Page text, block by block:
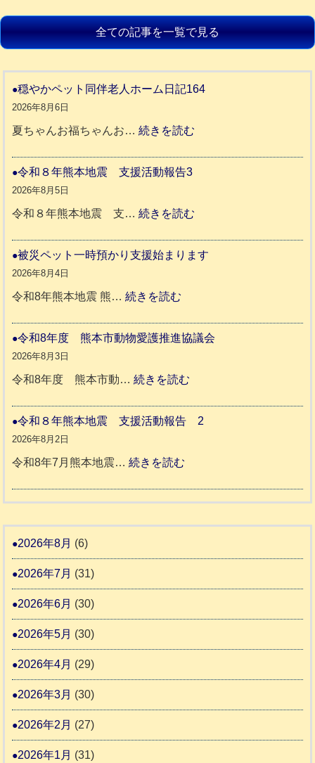
全ての記事を一覧で見る
穏やかペット同伴老人ホーム日記164
2026年8月6日
夏ちゃんお福ちゃんお…続きを読む
ト
人
ホ
日
記
令和８年熊本地震 支援活動報告3
2026年8月5日
令和８年熊本地震 支…続きを読む
和
本
支
報
3
被災ペット一時預かり支援始まります
2026年8月4日
令和8年熊本地震 熊…続きを読む
災
ッ
一
り
り
令和8年度 熊本市動物愛護推進協議会
2026年8月3日
令和8年度 熊本市動…続きを読む
和
市
議
令和８年熊本地震 支援活動報告 2
2026年8月2日
令和8年7月熊本地震…続きを読む
和
熊
震
援
報
2026年8月 (6)
2026年7月 (31)
2026年6月 (30)
2026年5月 (30)
2026年4月 (29)
2026年3月 (30)
2026年2月 (27)
2026年1月 (31)